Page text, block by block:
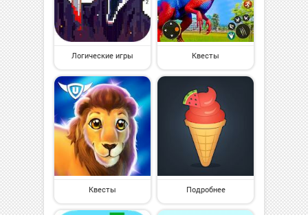
Логические игры Квесты
Квесты Подробнее